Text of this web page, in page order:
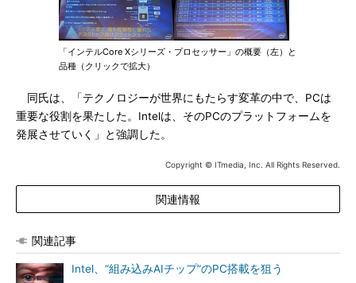
「インテルCore Xシリーズ・プロセッサー」の概要（左）と
品種（クリックで拡大）
同氏は、「テクノロジーが世界にもたらす変革の中で、PCは
重要な役割を果たした。Intelは、そのPCのプラットフォームを
発展させていく」と強調した。
Copyright © ITmedia, Inc. All Rights Reserved.
関連情報
関連記事
Intel、“組み込みAIチップ”のPC搭載を狙う